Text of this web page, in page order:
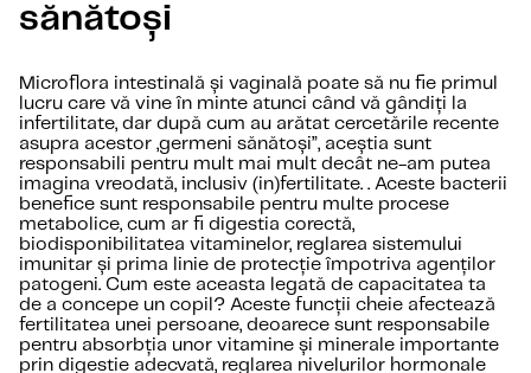
sănătoși
Microflora intestinală și vaginală poate să nu fie primul
lucru care vă vine în minte atunci când vă gândiți la
infertilitate, dar după cum au arătat cercetările recente
asupra acestor „germeni sănătoși”, aceștia sunt
responsabili pentru mult mai mult decât ne-am putea
imagina vreodată, inclusiv (in)fertilitate. . Aceste bacterii
benefice sunt responsabile pentru multe procese
metabolice, cum ar fi digestia corectă,
biodisponibilitatea vitaminelor, reglarea sistemului
imunitar și prima linie de protecție împotriva agenților
patogeni. Cum este aceasta legată de capacitatea ta
de a concepe un copil? Aceste funcții cheie afectează
fertilitatea unei persoane, deoarece sunt responsabile
pentru absorbția unor vitamine și minerale importante
prin digestie adecvată, reglarea nivelurilor hormonale